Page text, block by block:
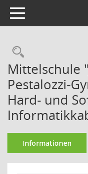
Toggle navigation
Mittelschule
Pestalozzi-
Hard- und
Informationen